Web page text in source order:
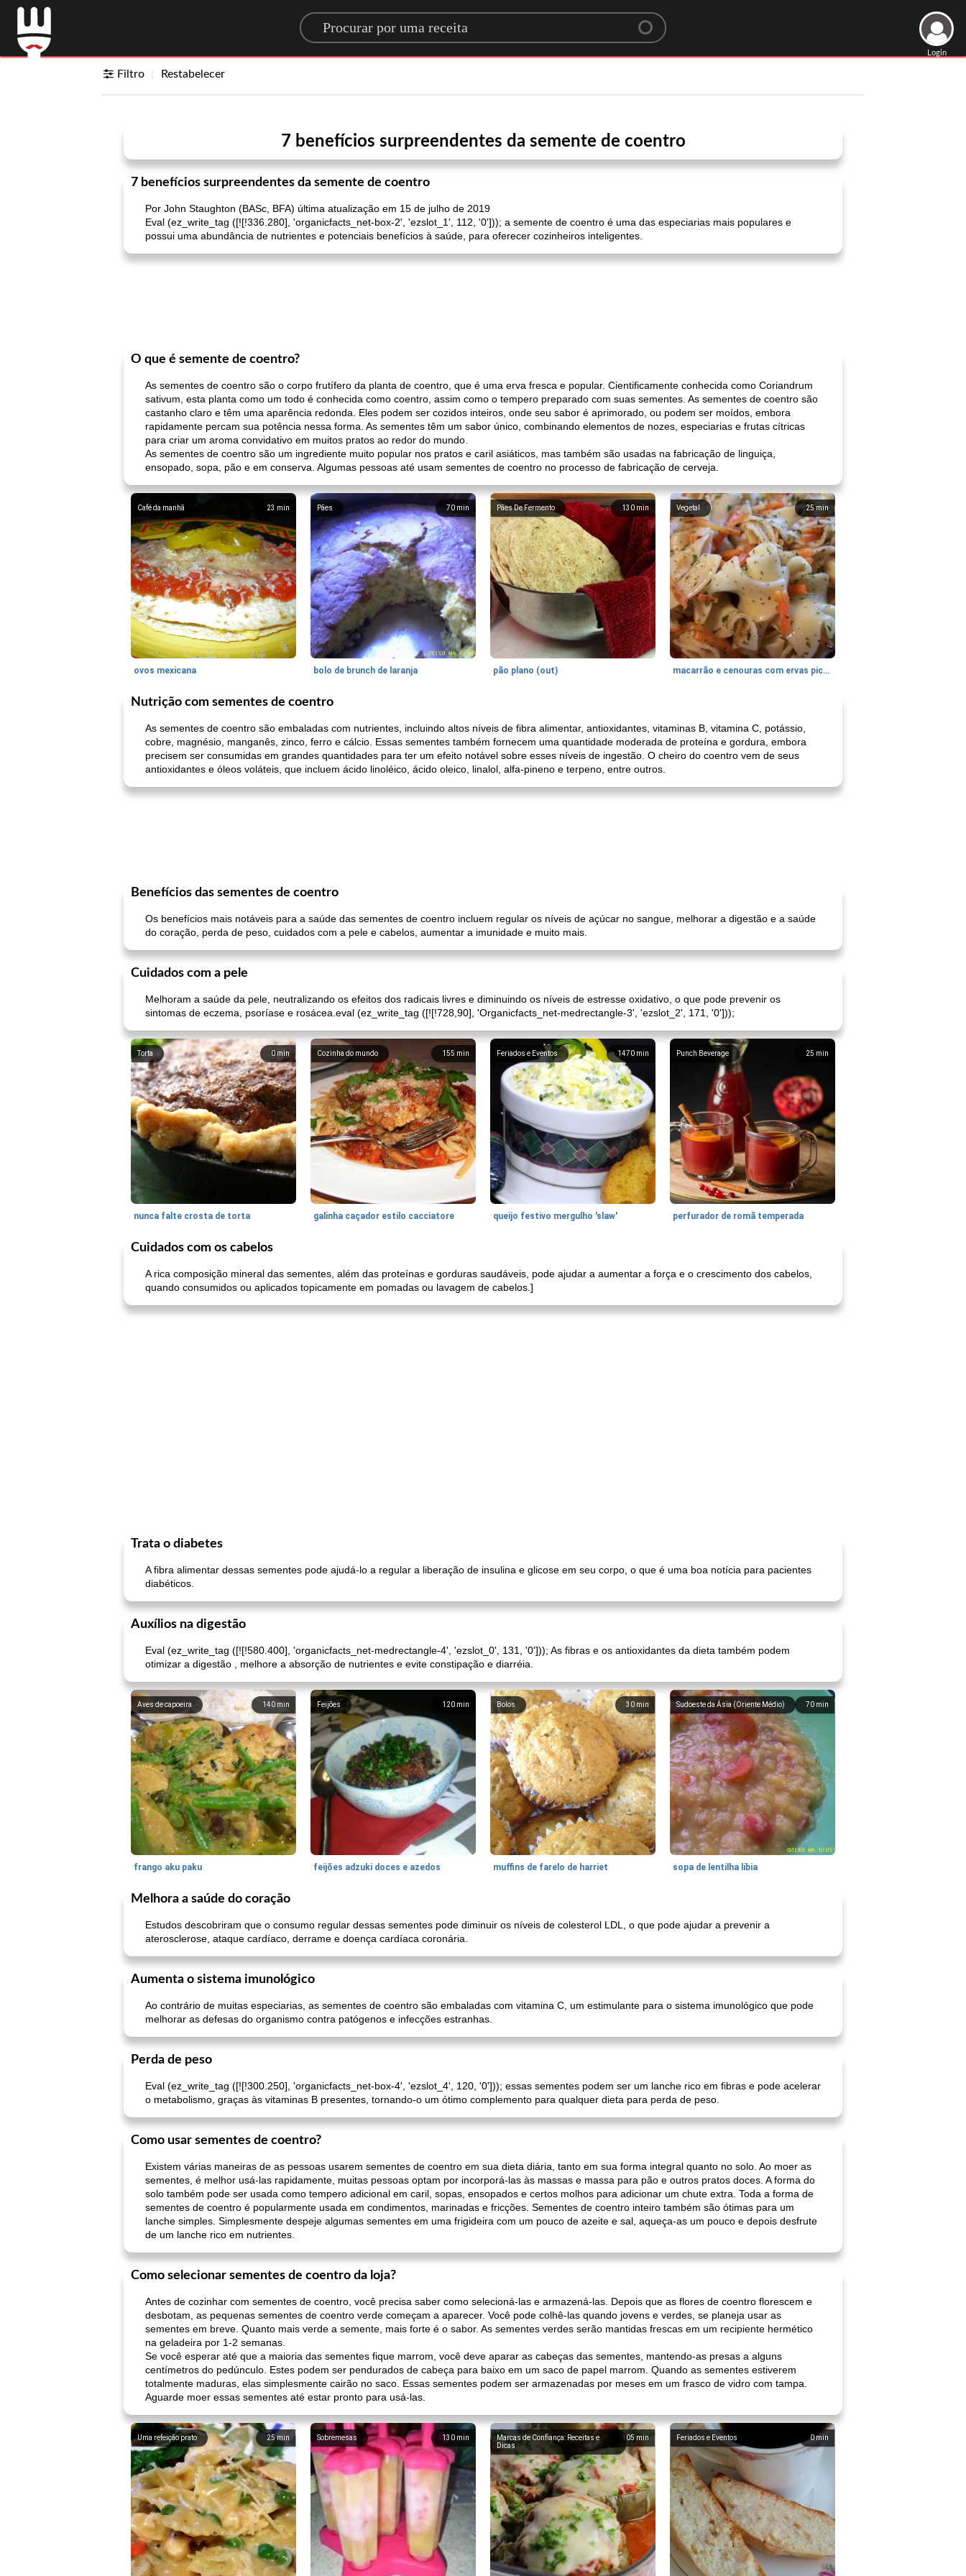
Search for a recipe
Login
Filtro Restabelecer
7 benefícios surpreendentes da semente de coentro
7 benefícios surpreendentes da semente de coentro
Por John Staughton (BASc, BFA) última atualização em 15 de julho de 2019
Eval (ez_write_tag ([![!336.280], 'organicfacts_net-box-2', 'ezslot_1', 112, '0'])); a semente de coentro é uma das especiarias mais populares e
possui uma abundância de nutrientes e potenciais benefícios à saúde, para oferecer cozinheiros inteligentes.
O que é semente de coentro?
As sementes de coentro são o corpo frutífero da planta de coentro, que é uma erva fresca e popular. Cientificamente conhecida como Coriandrum
sativum, esta planta como um todo é conhecida como coentro, assim como o tempero preparado com suas sementes. As sementes de coentro são
castanho claro e têm uma aparência redonda. Eles podem ser cozidos inteiros, onde seu sabor é aprimorado, ou podem ser moídos, embora
rapidamente percam sua potência nessa forma. As sementes têm um sabor único, combinando elementos de nozes, especiarias e frutas cítricas
para criar um aroma convidativo em muitos pratos ao redor do mundo.
As sementes de coentro são um ingrediente muito popular nos pratos e caril asiáticos, mas também são usadas na fabricação de linguiça,
ensopado, sopa, pão e em conserva. Algumas pessoas até usam sementes de coentro no processo de fabricação de cerveja.
23 min
Café da manhã
ovos mexicana
70 min
Pães
bolo de brunch de laranja
130 min
Pães De Fermento
pão plano (out)
25 min
Vegetal
macarrão e cenouras com ervas picadas
Nutrição com sementes de coentro
As sementes de coentro são embaladas com nutrientes, incluindo altos níveis de fibra alimentar, antioxidantes, vitaminas B, vitamina C, potássio,
cobre, magnésio, manganês, zinco, ferro e cálcio. Essas sementes também fornecem uma quantidade moderada de proteína e gordura, embora
precisem ser consumidas em grandes quantidades para ter um efeito notável sobre esses níveis de ingestão. O cheiro do coentro vem de seus
antioxidantes e óleos voláteis, que incluem ácido linoléico, ácido oleico, linalol, alfa-pineno e terpeno, entre outros.
Benefícios das sementes de coentro
Os benefícios mais notáveis ​​para a saúde das sementes de coentro incluem regular os níveis de açúcar no sangue, melhorar a digestão e a saúde
do coração, perda de peso, cuidados com a pele e cabelos, aumentar a imunidade e muito mais.
Cuidados com a pele
Melhoram a saúde da pele, neutralizando os efeitos dos radicais livres e diminuindo os níveis de estresse oxidativo, o que pode prevenir os
sintomas de eczema, psoríase e rosácea.eval (ez_write_tag ([![!728,90], 'Organicfacts_net-medrectangle-3', 'ezslot_2', 171, '0']));
0min
Torta
nunca falte crosta de torta
155 min
Cozinha do mundo
galinha caçador estilo cacciatore
1470 min
Feriados e Eventos
queijo festivo mergulho 'slaw'
25 min
Punch Beverage
perfurador de romã temperada
Cuidados com os cabelos
A rica composição mineral das sementes, além das proteínas e gorduras saudáveis, pode ajudar a aumentar a força e o crescimento dos cabelos,
quando consumidos ou aplicados topicamente em pomadas ou lavagem de cabelos.]
Trata o diabetes
A fibra alimentar dessas sementes pode ajudá-lo a regular a liberação de insulina e glicose em seu corpo, o que é uma boa notícia para pacientes
diabéticos.
Auxílios na digestão
Eval (ez_write_tag ([![!580.400], 'organicfacts_net-medrectangle-4', 'ezslot_0', 131, '0'])); As fibras e os antioxidantes da dieta também podem
otimizar a digestão , melhore a absorção de nutrientes e evite constipação e diarréia.
140 min
Aves de capoeira
frango aku paku
120 min
Feijões
feijões adzuki doces e azedos
30 min
Bolos
muffins de farelo de harriet
70 min
Sudoeste da Ásia (Oriente Médio)
sopa de lentilha líbia
Melhora a saúde do coração
Estudos descobriram que o consumo regular dessas sementes pode diminuir os níveis de colesterol LDL, o que pode ajudar a prevenir a
aterosclerose, ataque cardíaco, derrame e doença cardíaca coronária.
Aumenta o sistema imunológico
Ao contrário de muitas especiarias, as sementes de coentro são embaladas com vitamina C, um estimulante para o sistema imunológico que pode
melhorar as defesas do organismo contra patógenos e infecções estranhas.
Perda de peso
Eval (ez_write_tag ([![!300.250], 'organicfacts_net-box-4', 'ezslot_4', 120, '0'])); essas sementes podem ser um lanche rico em fibras e pode acelerar
o metabolismo, graças às vitaminas B presentes, tornando-o um ótimo complemento para qualquer dieta para perda de peso.
Como usar sementes de coentro?
Existem várias maneiras de as pessoas usarem sementes de coentro em sua dieta diária, tanto em sua forma integral quanto no solo. Ao moer as
sementes, é melhor usá-las rapidamente, muitas pessoas optam por incorporá-las às massas e massa para pão e outros pratos doces. A forma do
solo também pode ser usada como tempero adicional em caril, sopas, ensopados e certos molhos para adicionar um chute extra. Toda a forma de
sementes de coentro é popularmente usada em condimentos, marinadas e fricções. Sementes de coentro inteiro também são ótimas para um
lanche simples. Simplesmente despeje algumas sementes em uma frigideira com um pouco de azeite e sal, aqueça-as um pouco e depois desfrute
de um lanche rico em nutrientes.
Como selecionar sementes de coentro da loja?
Antes de cozinhar com sementes de coentro, você precisa saber como selecioná-las e armazená-las. Depois que as flores de coentro florescem e
desbotam, as pequenas sementes de coentro verde começam a aparecer. Você pode colhê-las quando jovens e verdes, se planeja usar as
sementes em breve. Quanto mais verde a semente, mais forte é o sabor. As sementes verdes serão mantidas frescas em um recipiente hermético
na geladeira por 1-2 semanas.
Se você esperar até que a maioria das sementes fique marrom, você deve aparar as cabeças das sementes, mantendo-as presas a alguns
centímetros do pedúnculo. Estes podem ser pendurados de cabeça para baixo em um saco de papel marrom. Quando as sementes estiverem
totalmente maduras, elas simplesmente cairão no saco. Essas sementes podem ser armazenadas por meses em um frasco de vidro com tampa.
Aguarde moer essas sementes até estar pronto para usá-las.
25min
Uma refeição prato 130 min
Sobremesas 105 min
Marcas de Confiança: Receitas e
Dicas
0min
Feriados e Eventos